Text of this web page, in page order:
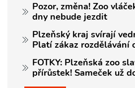
Pozor, změna! Zoo
dny nebude jezdit
Plzeňský kraj svírají
Platí zákaz rozdělávání
FOTKY: Plzeňská zoo
přírůstek! Sameček už